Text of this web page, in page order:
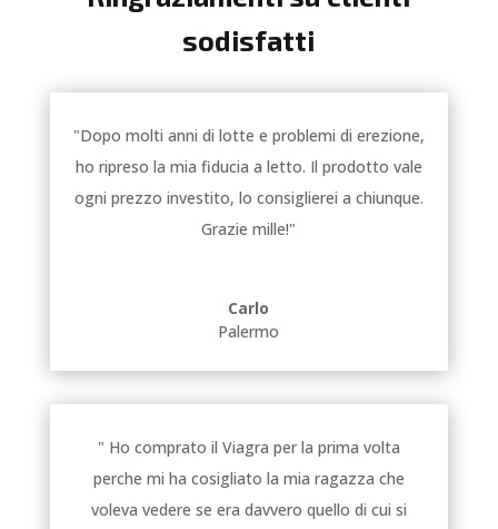
sodisfatti
"Dopo molti anni di lotte e problemi di erezione,
ho ripreso la mia fiducia a letto. Il prodotto vale
ogni prezzo investito, lo consiglierei a chiunque.
Grazie mille!"
Carlo
Palermo
" Ho comprato il Viagra per la prima volta
perche mi ha cosigliato la mia ragazza che
voleva vedere se era davvero quello di cui si